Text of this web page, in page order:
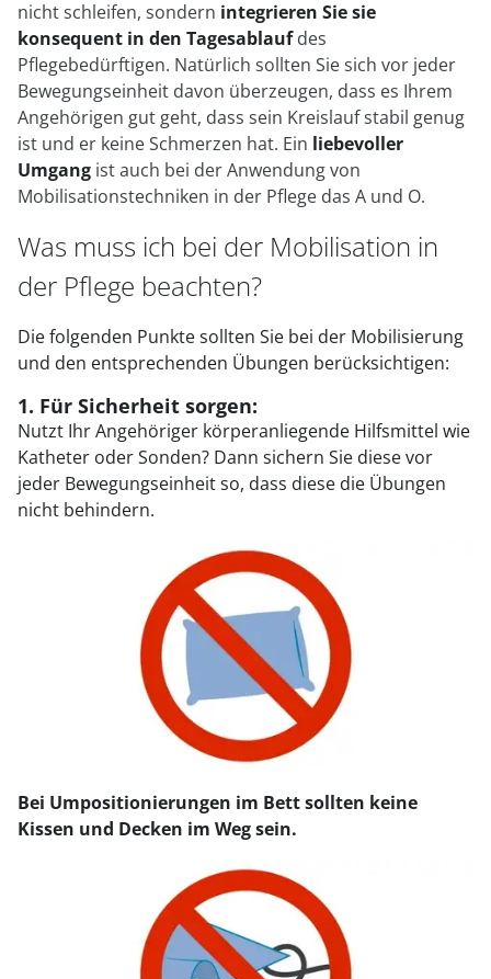
nicht schleifen, sondern integrieren Sie sie
konsequent in den Tagesablaufdes
Pflegebedürftigen. Natürlich sollten Sie sich vor jeder
Bewegungseinheit davon überzeugen, dass es Ihrem
Angehörigen gut geht, dass sein Kreislauf stabil genug
ist und er keine Schmerzen hat. Ein liebevoller
Umgang ist auch bei der Anwendung von
Mobilisationstechniken in der Pflege das A und O.
Was muss ich bei der Mobilisation in
der Pflege beachten?
Die folgenden Punkte sollten Sie bei der Mobilisierung
und den entsprechenden Übungen berücksichtigen:
1. Für Sicherheit sorgen:
Nutzt Ihr Angehöriger körperanliegende Hilfsmittel wie
Katheter oder Sonden? Dann sichern Sie diese vor
jeder Bewegungseinheit so, dass diese die Übungen
nicht behindern.
Bei Umpositionierungen im Bett sollten keine
Kissen und Decken im Weg sein.